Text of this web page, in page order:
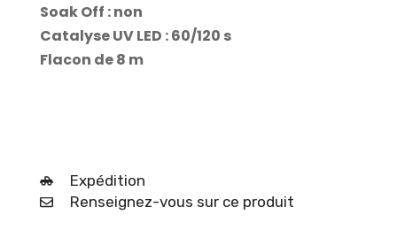
Soak Off : non
Catalyse UV LED : 60/120 s
Flacon de 8 m
Expédition
Renseignez-vous sur ce produit